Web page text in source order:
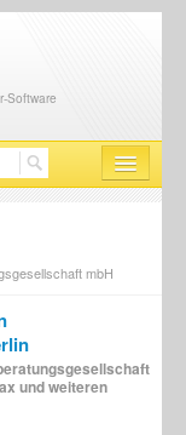
Software
mbH
und weiteren